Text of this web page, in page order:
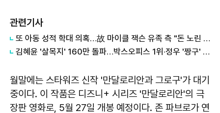
관련기사
또 아동 성적 학대 의혹…故 마이클 잭슨 유족 측 "돈 노린 소송" 반박
김혜윤 '살목지' 160만 돌파…박스오피스 1위·정우 '짱구' 2위
월말에는 스타워즈 신작 '만달로리안과 그로구'가 대기
중이다. 이 작품은 디즈니+ 시리즈 '만달로리안'의 극
장판 영화로, 5월 27일 개봉 예정이다. 존 파브로가 연